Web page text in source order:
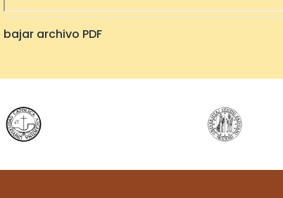
bajar archivo PDF